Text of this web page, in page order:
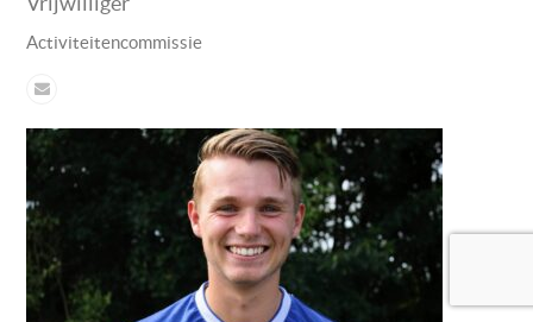
Activiteitencommissie